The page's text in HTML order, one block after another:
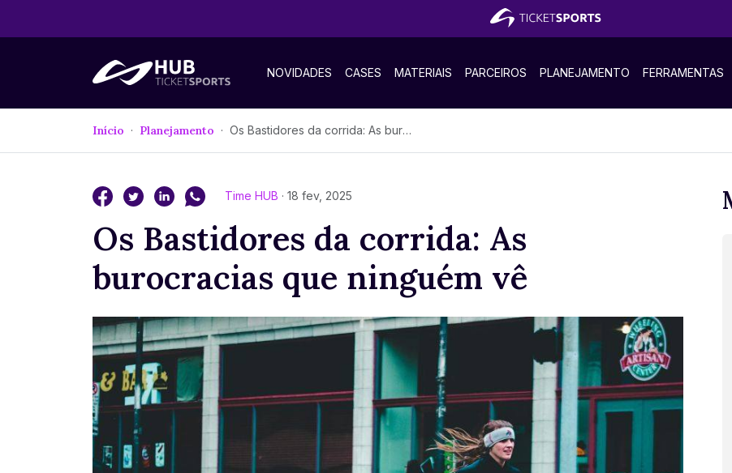
NOVIDADES CASES MATERIAIS PARCEIROS PLANEJAMENTO FERRAMENTAS
Início Planejamento Os Bastidores da corrida: As burocracias que ninguém vê
Time HUB · 18 fev, 2025
Os Bastidores da corrida: As
burocracias que ninguém vê